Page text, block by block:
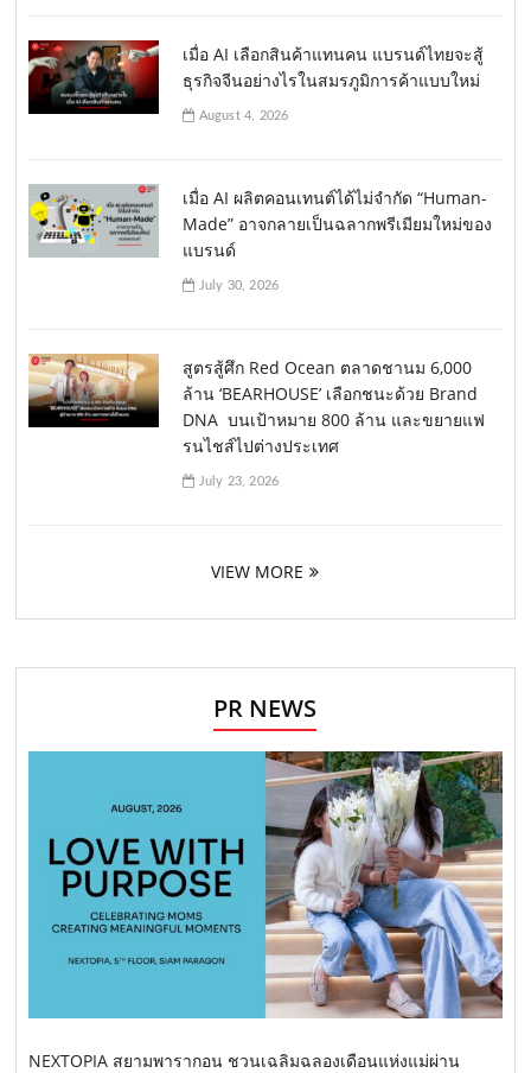
เมื่อ AI เลือกสินค้าแทนคน แบรนด์ไทยจะสู้
ธุรกิจจีนอย่างไรในสมรภูมิการค้าแบบใหม่
August 4, 2026
เมื่อ AI ผลิตคอนเทนต์ได้ไม่จำกัด “Human-
Made” อาจกลายเป็นฉลากพรีเมียมใหม่ของ
แบรนด์
July 30, 2026
สูตรสู้ศึก Red Ocean ตลาดชานม 6,000
ล้าน ‘BEARHOUSE’ เลือกชนะด้วย Brand
DNA บนเป้าหมาย 800 ล้าน และขยายแฟ
รนไชส์ไปต่างประเทศ
July 23, 2026
VIEW MORE
PR NEWS
NEXTOPIA สยามพารากอน ชวนเฉลิมฉลองเดือนแห่งแม่ผ่าน